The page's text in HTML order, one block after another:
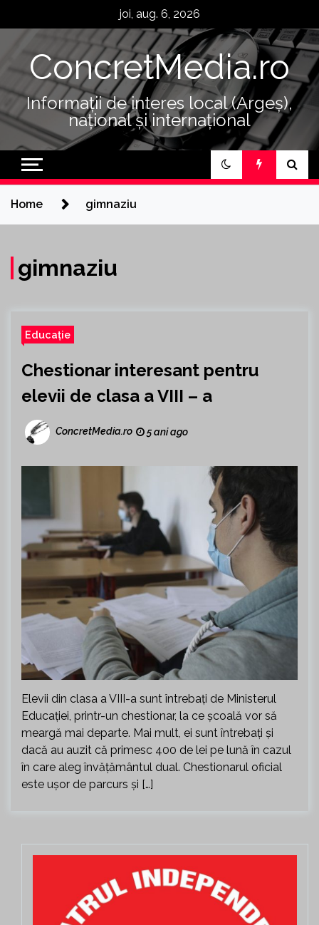
joi, aug. 6, 2026
ConcretMedia.ro
Informații de interes local (Argeș),
național și internațional
Home gimnaziu
gimnaziu
Educație
Chestionar interesant pentru
elevii de clasa a VIII – a
ConcretMedia.ro 5 ani ago
Elevii din clasa a VIII-a sunt întrebați de Ministerul
Educației, printr-un chestionar, la ce școală vor să
meargă mai departe. Mai mult, ei sunt întrebați și
dacă au auzit că primesc 400 de lei pe lună în cazul
în care aleg învățământul dual. Chestionarul oficial
este ușor de parcurs și […]